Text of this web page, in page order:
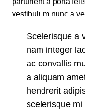
vestibulum nunc a
Scelerisque a
nam integer
ac convallis
a aliquam
hendrerit
scelerisque mi